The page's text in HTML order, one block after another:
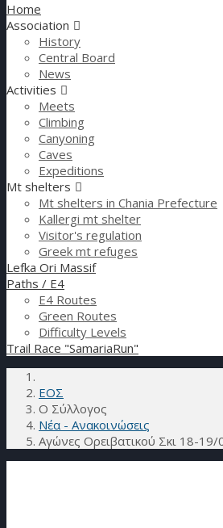
Home
Association
History
Central Board
News
Activities
Meets
Climbing
Canyoning
Caves
Expeditions
Mt shelters
Mt shelters in Chania Prefecture
Kallergi mt shelter
Visitor's regulation
Greek mt refuges
Lefka Ori Massif
Paths / E4
E4 Routes
Green Routes
Difficulty Levels
Trail Race "SamariaRun"
ΕΟΣ
Ο Σύλλογος
Νέα - Ανακοινώσεις
Αγώνες Ορειβατικού Σκι 18-